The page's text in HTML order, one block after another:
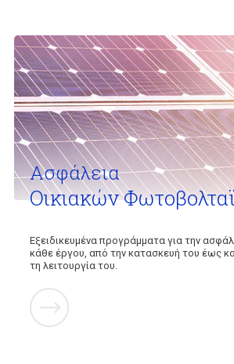
Ασφάλεια
Οικιακών
Εξειδικευμένα προγράμματα για την
κάθε έργου, από την κατασκευή του έως
τη λειτουργία του.